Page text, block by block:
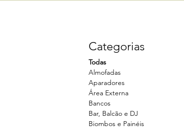
Categorias
Todas
Almofadas
Aparadores
Área Externa
Bancos
Bar, Balcão e DJ
Biombos e Painéis